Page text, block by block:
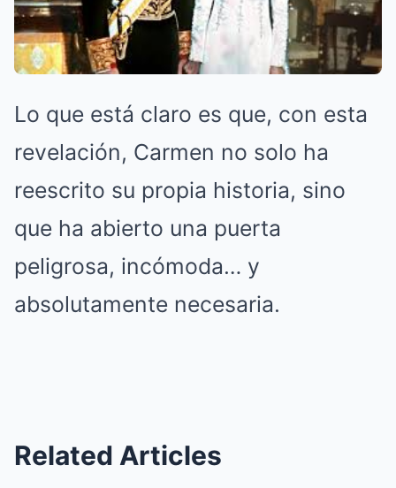
Lo que está claro es que, con esta
revelación, Carmen no solo ha
reescrito su propia historia, sino
que ha abierto una puerta
peligrosa, incómoda… y
absolutamente necesaria.
Related Articles